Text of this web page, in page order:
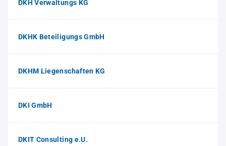
DKH Verwaltungs KG
DKHK Beteiligungs GmbH
DKHM Liegenschaften KG
DKI GmbH
DKIT Consulting e.U.